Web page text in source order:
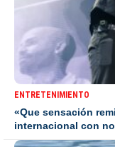
ENTRETENIMIENTO
«Que sensación
internacional con